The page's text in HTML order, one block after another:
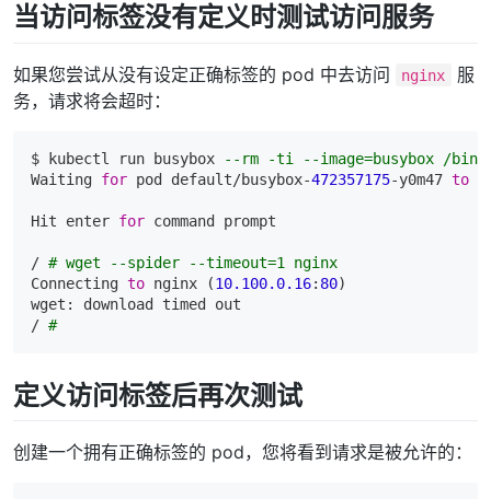
当访问标签没有定义时测试访问服务
如果您尝试从没有设定正确标签的 pod 中去访问 nginx
服
务，请求将会超时：
$ kubectl run busybox
--rm -ti --image=busybox /bin/
Waiting for pod default/busybox-472357175-y0m47 to
Hit enter for command prompt
/ # wget --spider --timeout=1 nginx
Connecting to nginx (10.100.0.16: 80)
wget: download timed out
/ #
定义访问标签后再次测试
创建一个拥有正确标签的 pod，您将看到请求是被允许的：